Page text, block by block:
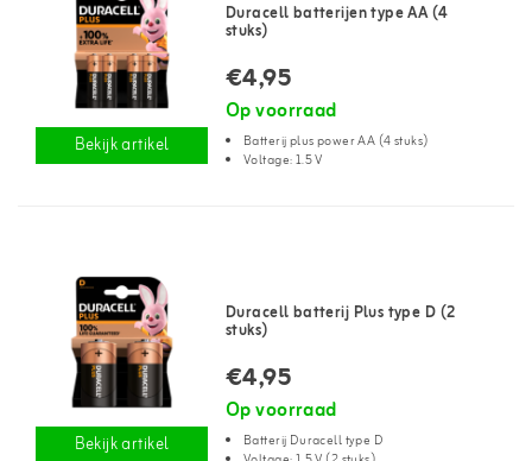
Bekijk artikel
Duracell batterijen type AA (4
stuks)
€4,95
Op voorraad
Batterij plus power AA (4 stuks)
Voltage: 1.5 V
Bekijk artikel
Duracell batterij Plus type D (2
stuks)
€4,95
Op voorraad
Batterij Duracell type D